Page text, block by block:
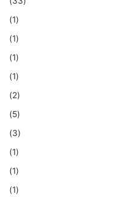
(1)
(1)
(1)
(1)
(2)
(5)
(3)
(1)
(1)
(1)